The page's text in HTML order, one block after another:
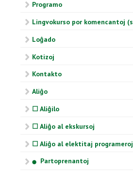
Programo
Lingvokurso por komencantoj
Loĝado
Kotizoj
Kontakto
Aliĝo
☐ Aliĝilo
☐ Aliĝo al ekskursoj
☐ Aliĝo al elektitaj programeroj
⬤ Partoprenantoj